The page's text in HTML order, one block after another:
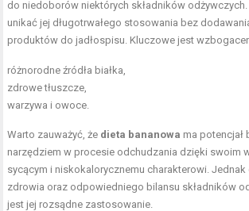
do niedoborów niektórych składników
unikać jej długotrwałego stosowania bez
produktów do jadłospisu. Kluczowe jest
różnorodneźródła białka
zdrowe tłuszcze
warzywa i owoce.
Warto zauważyć, że dieta bananowa ma potencjał
narzędziem w procesie odchudzania dzięki swoim
sycącym i niskokalorycznemu charakterowi. Jednak
zdrowia oraz odpowiedniego bilansu składników
jest jej rozsądne zastosowanie.